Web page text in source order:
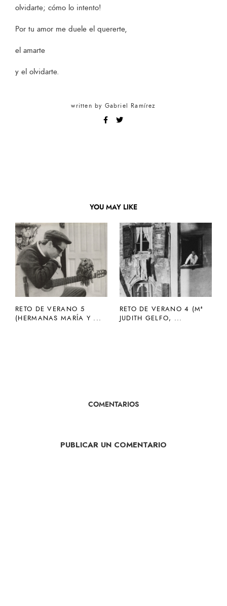
olvidarte; cómo lo intento!
Por tu amor me duele el quererte,
el amarte
y el olvidarte.
written by Gabriel Ramírez
YOU MAY LIKE
RETO DE VERANO 5
(HERMANAS MARÍA Y ...
RETO DE VERANO 4 (Mª
JUDITH GELFO, ...
COMENTARIOS
PUBLICAR UN COMENTARIO